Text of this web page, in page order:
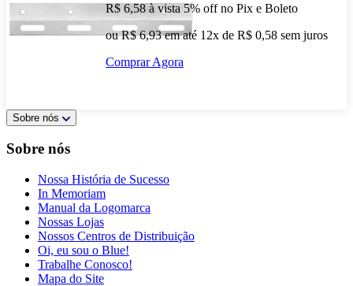
R$ 6,58 à vista 5% off no Pix e Boleto
ou R$ 6,93 em até 12x de R$ 0,58 sem juros
Comprar Agora
Sobre nós
Sobre nós
Nossa História de Sucesso
In Memoriam
Manual da Logomarca
Nossas Lojas
Nossos Centros de Distribuição
Oi, eu sou o Blue!
Trabalhe Conosco!
Mapa do Site